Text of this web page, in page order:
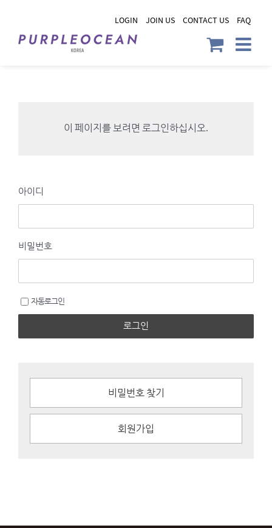
content
LOGIN JOIN US CONTACT US FAQ
이 페이지를 보려면 로그인하십시오.
아이디
비밀번호
자동로그인
로그인
비밀번호 찾기
회원가입